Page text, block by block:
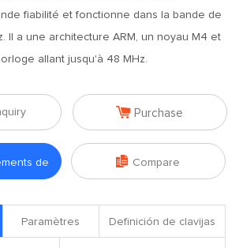
fiabilité et fonctionne dans la bande de
Il a une architecture ARM, un noyau M4 et
allant jusqu'à 48 MHz.
 Purchase
de  Compare
Paramètres Definición de clavijas